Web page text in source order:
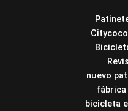
nuevo
bicicleta